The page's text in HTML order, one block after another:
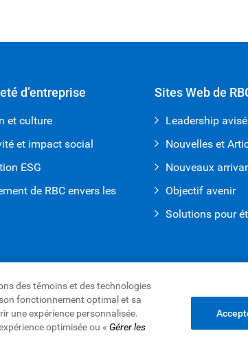
d’entreprise
et culture
et impact social
ESG
de RBC envers les
Sites Web de
Leadership avisé
Nouvelles et
Nouveaux
Objectif avenir
Solutions pour
renseignements et Sécurité
des témoins et des technologies
fonctionnement optimal et sa
une expérience personnalisée.
optimisée ou « Gérer les